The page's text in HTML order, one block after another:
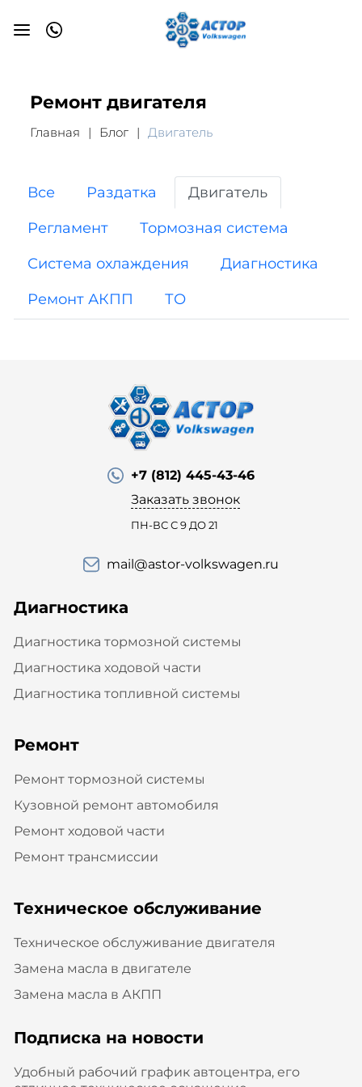
Ремонт двигателя
Главная Блог Двигатель
Все Раздатка
Двигатель
Регламент
Тормозная система
Система охлаждения
Диагностика
Ремонт АКПП
ТО
+7 (812) 445-43-46
Заказать звонок
ПН-ВС С 9 ДО 21
mail@astor-volkswagen.ru
Диагностика
Диагностика тормозной системы
Диагностика ходовой части
Диагностика топливной системы
Ремонт
Ремонт тормозной системы
Кузовной ремонт автомобиля
Ремонт ходовой части
Ремонт трансмиссии
Техническое обслуживание
Техническое обслуживание двигателя
Замена масла в двигателе
Замена масла в АКПП
Подписка на новости
Удобный рабочий график автоцентра, его